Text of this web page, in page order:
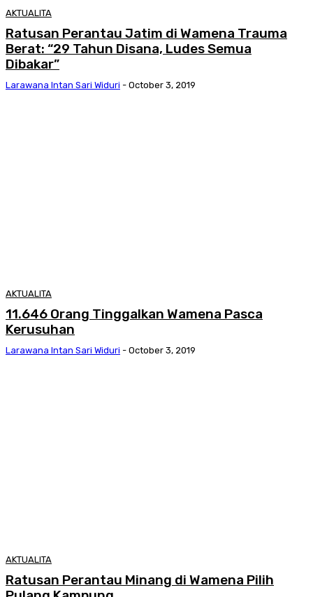
AKTUALITA
Ratusan Perantau Jatim di Wamena Trauma
Berat: “29 Tahun Disana, Ludes Semua
Dibakar”
Larawana Intan Sari Widuri - October 3, 2019
AKTUALITA
11.646 Orang Tinggalkan Wamena Pasca
Kerusuhan
Larawana Intan Sari Widuri - October 3, 2019
AKTUALITA
Ratusan Perantau Minang di Wamena Pilih